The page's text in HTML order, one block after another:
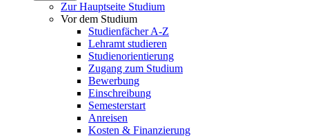
Zur Hauptseite Studium
Vor dem Studium
Studienfächer A-Z
Lehramt studieren
Studienorientierung
Zugang zum Studium
Bewerbung
Einschreibung
Semesterstart
Anreisen
Kosten & Finanzierung